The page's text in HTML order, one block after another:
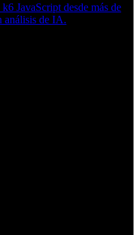
JavaScript desde más de
análisis de IA.